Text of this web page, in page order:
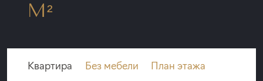
М²
Квартира Без мебели План этажа